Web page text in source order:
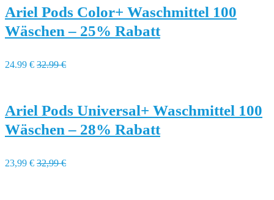
Ariel Pods Color+ Waschmittel 100
Wäschen – 25% Rabatt
24.99 € 32.99 €
Ariel Pods Universal+ Waschmittel 100
Wäschen – 28% Rabatt
23,99 € 32,99 €